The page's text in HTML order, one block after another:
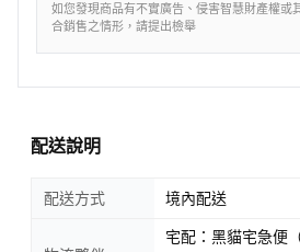
如您發現商品有不實廣告、侵害智慧財產權或
合銷售之情形，請提出檢舉
配送說明
配送方式 境內配送
宅配：黑貓宅急便